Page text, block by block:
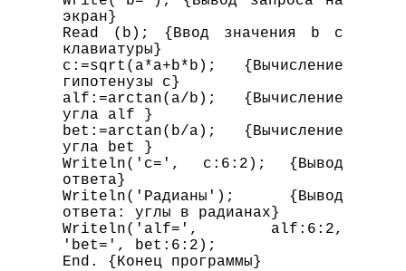
экран}
Read (b); {Ввод значения b с
клавиатуры}
c:=sqrt(a*a+b*b); {Вычисление
гипотенузы c}
alf:=arctan(a/b); {Вычисление
угла alf }
bet:=arctan(b/a); {Вычисление
угла bet }
Writeln('c=', c:6:2); {Вывод
ответа}
Writeln('Радианы'); {Вывод
ответа: углы в радианах}
Writeln('alf=', alf:6:2,
'bet=', bet:6:2);
End. {Конец программы}